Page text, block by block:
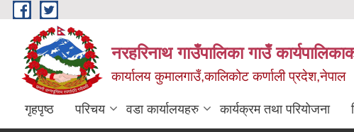
Skip to main content
नरहरिनाथ गाउँपालिका गाउँ
कार्यालय कुमालगाउँ,कालिकोट कर्णाली प्रदेश,नेपाल
गृहपृष्ठ परिचय वडा कार्यालयहरु कार्यक्रम तथा परियोजना